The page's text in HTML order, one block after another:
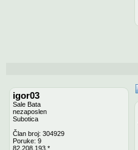
igor03
Sale Bata
nezaposlen
Subotica
Član broj: 304929
Poruke: 9
82.208.193.*